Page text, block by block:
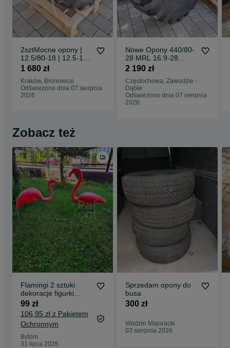
2sztMocne opony |
12.5/80-18 | 12.5-18
MOCNE 12PR
1 680 zł
Kraków, Bronowice
Odświeżono dnia 07 sierpnia
2026
Nowe Opony 440/80-
28 MRL 16.9-28
16PR 440/80-28
opony pobranie
dostawa 0zł
2 190 zł
Częstochowa, Zawodzie -
Dąbie
Odświeżono dnia 07 sierpnia
2026
Zobacz też
Flamingi 2 sztuki
dekoracje figurki
ozdoba różowe na
działkę ogród
99 zł
106,95 zł z Pakietem
Ochronnym
Bytom
31 lipca 2026
Sprzedam opony do
busa
300 zł
Wodzin Majoracki
03 sierpnia 2026